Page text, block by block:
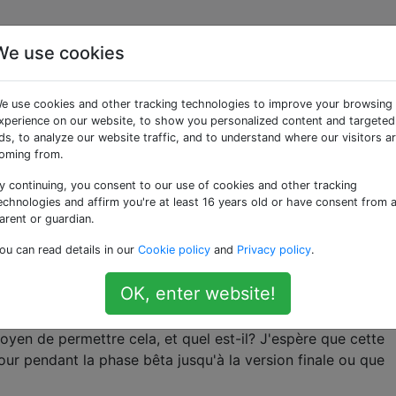
du signal en mode
11
version bêta publique d'iOS 11. Comme certains l'ont
(première version bêta du développeur), l'utilisation
de manière permanente votre indice de signal des
ci-dessous) semble ne plus fonctionner (pour obtenir
via iOS 10, voir
Mode iPhone Field Test en permanence
de permettre cela, et quel est-il? J'espère que cette
pendant la phase bêta jusqu'à la version finale ou que
use cookies
use cookies and other tracking technologies to improve your browsing
on our website, to show you personalized content and targeted
to analyze our website traffic, and to understand where our visitors
from.
continuing, you consent to our use of cookies and other tracking
and affirm you're at least 16 years old or have consent from a
or guardian.
can read details in our Cookie policy and Privacy policy.
OK, enter website!